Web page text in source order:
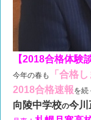
【2018合格体験
今年の春も 「合格
2018合格速報を続
向陵中学校の今川